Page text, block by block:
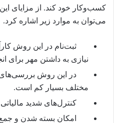
کسب‌وکار خود کند. از مزایای
می‌توان به موارد زیر اشاره کرد.
ثبت‌نام در این روش
نیازی به داشتن مهر برای
در این روش
مختلف بسیار کم است.
کنترل‌های شدید
امکان بسته شدن و